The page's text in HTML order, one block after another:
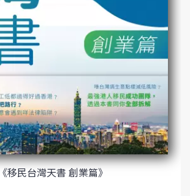
《移民台灣天書 創業篇》